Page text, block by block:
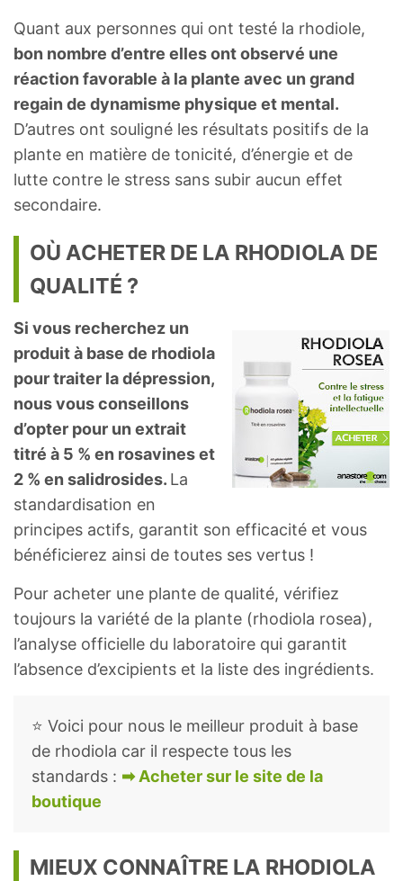
Quant aux personnes qui ont testé la rhodiole,
bon nombre d’entre elles ont observé une
réaction favorable à la plante avec un grand
regain de dynamisme physique et mental.
D’autres ont souligné les résultats positifs de la
plante en matière de tonicité, d’énergie et de
lutte contre le stress sans subir aucun effet
secondaire.
OÙ ACHETER DE LA RHODIOLA DE
QUALITÉ ?
Si vous recherchez un
produit à base de rhodiola
pour traiter la dépression,
nous vous conseillons
d’opter pour un extrait
titré à 5 % en rosavines et
2 % en salidrosides. La
standardisation en
principes actifs, garantit son efficacité et vous
bénéficierez ainsi de toutes ses vertus !
Pour acheter une plante de qualité, vérifiez
toujours la variété de la plante (rhodiola rosea),
l’analyse officielle du laboratoire qui garantit
l’absence d’excipients et la liste des ingrédients.
⭐ Voici pour nous le meilleur produit à base
de rhodiola car il respecte tous les
standards : ➡ Acheter sur le site de la
boutique
MIEUX CONNAÎTRE LA RHODIOLA